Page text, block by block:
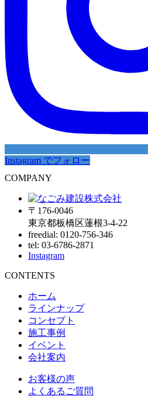
Instagram でフォロー
COMPANY
〒176-0046
東京都板橋区蓮根3-4-22
freedial: 0120-756-346
tel: 03-6786-2871
Instagram
CONTENTS
ホーム
ラインナップ
コンセプト
施工事例
イベント
会社案内
お客様の声
よくあるご質問